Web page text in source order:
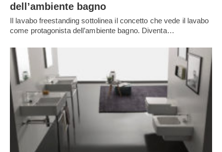
dell’ambiente bagno
Il lavabo freestanding sottolinea il concetto che vede il lavabo
come protagonista dell’ambiente bagno. Diventa…